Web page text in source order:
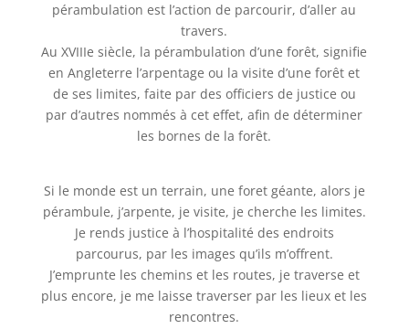
pérambulation est l’action de parcourir, d’aller au
travers.
Au XVIIIe siècle, la pérambulation d’une forêt, signifie
en Angleterre l’arpentage ou la visite d’une forêt et
de ses limites, faite par des officiers de justice ou
par d’autres nommés à cet effet, afin de déterminer
les bornes de la forêt.
Si le monde est un terrain, une foret géante, alors je
pérambule, j’arpente, je visite, je cherche les limites.
Je rends justice à l’hospitalité des endroits
parcourus, par les images qu’ils m’offrent.
J’emprunte les chemins et les routes, je traverse et
plus encore, je me laisse traverser par les lieux et les
rencontres.